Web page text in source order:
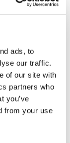
ads, to
our traffic.
of our site with
partners who
you’ve
from your use
luchthaven.